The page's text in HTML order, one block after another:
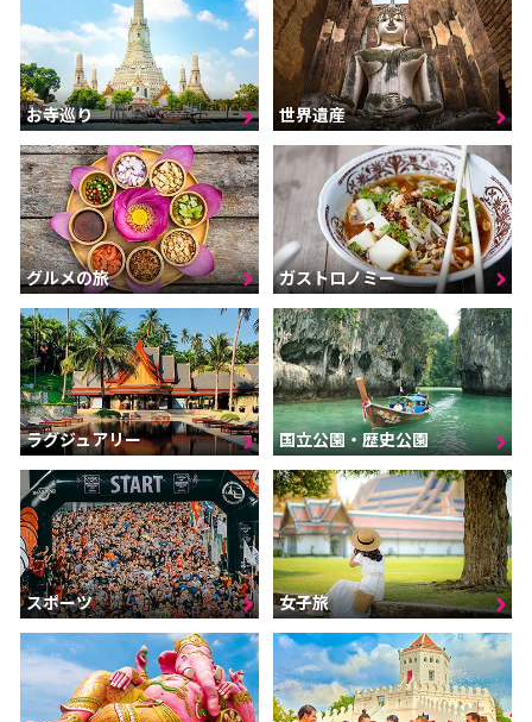
お寺巡り 世界遺産
グルメの旅 ガストロノミー
ラグジュアリー 国立公園・歴史公園
スポーツ 女子旅